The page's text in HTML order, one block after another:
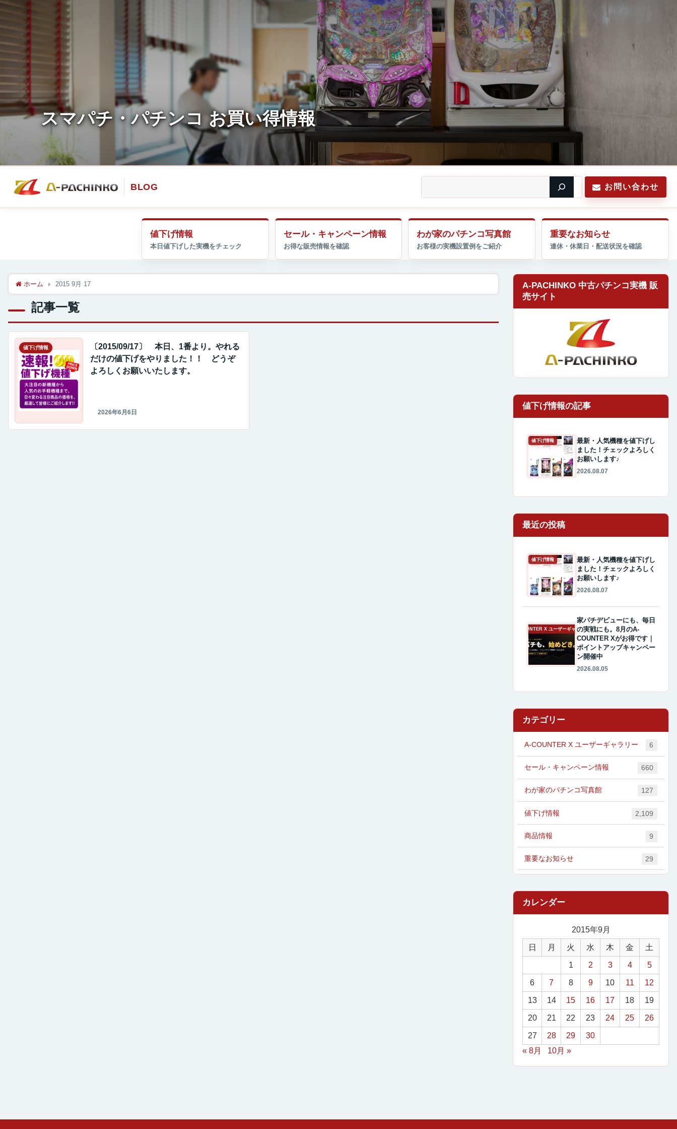
お問い合わせ
値下げ情報 セール・キャンペーン情報 わが家のパチンコ写真館 重要なお知らせ
ホーム 2015 9月 17
記事一覧
値下げ情報
〔2015/09/17〕 本日、1番より。やれる
だけの値下げをやりました！！ どうぞ
よろしくお願いいたします。
2026年6月6日
A-PACHINKO 中古パチンコ実機 販
売サイト
値下げ情報
最新・人気機種を値下げし
ました！チェックよろしく
お願いします♪
2026.08.07
最近の投稿
値下げ情報
最新・人気機種を値下げし
ました！チェックよろしく
お願いします♪
2026.08.07
A-COUNTER X ユーザーギャラリー
家パチデビューにも、毎日
の実戦にも。8月のA-
COUNTER Xがお得です｜
ポイントアップキャンペー
ン開催中
2026.08.05
カテゴリー
A-COUNTER X ユーザーギャラリー 6
セール・キャンペーン情報 660
わが家のパチンコ写真館 127
値下げ情報 2,109
商品情報 9
重要なお知らせ 29
2015年9月
日 月 火 水 木 金 土
1 2 3 4 5
6 7 8 9 10 11 12
13 14 15 16 17 18 19
20 21 22 23 24 25 26
27 28 29
30
« 8月
10月 »